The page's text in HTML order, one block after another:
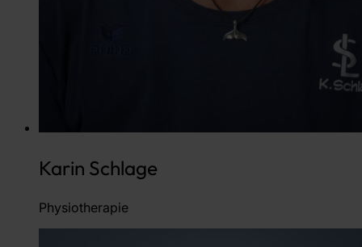
Karin Schlage
Physiotherapie